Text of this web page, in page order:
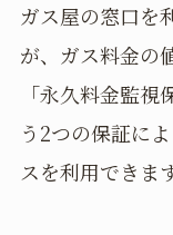
ガス屋の窓口を
が、ガス料金の
「永久料金監
う2つの保証に
スを利用できます